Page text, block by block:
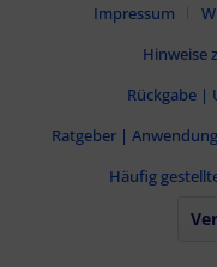
Impressum
Hinweise
Rückgabe |
Ratgeber |
Häufig